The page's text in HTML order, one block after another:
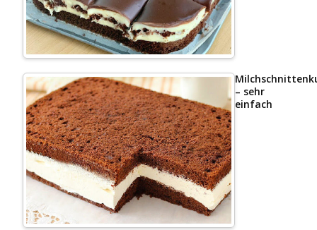
– sehr
einfach